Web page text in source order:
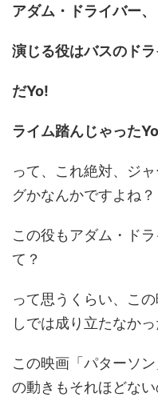
アダム・ドライバー、
演じる役はバスのドラ
だYo!
ライム踏んじゃったYo
って、これ絶対、ジ
グかなんかですよね？
この役もアダム・ド
て？
って思うくらい、こ
しでは成り立たなかっ
この映画「パターソ
の動きもそれほどない